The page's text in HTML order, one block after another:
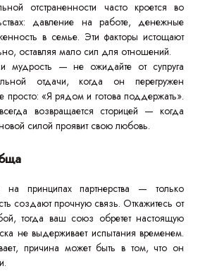
отстраненности часто кроется во
давление на работе, денежные
в семье. Эти факторы истощают
оставляя мало сил для отношений.
и мудрость — не ожидайте от супруга
отдачи, когда он перегружен
просто: «Я рядом и готова поддержать».
возвращается сторицей — когда
силой проявит свою любовь.
на принципах партнерства — только
создают прочную связь. Откажитесь от
тогда ваш союз обретет настоящую
не выдерживает испытания временем.
причина может быть в том, что он